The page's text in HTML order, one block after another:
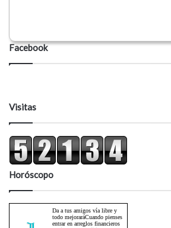
Facebook
Visitas
Horóscopo